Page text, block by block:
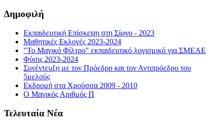
Δημοφιλή
Εκπαιδευτική Επίσκεψη στη Σίφνο - 2023
Μαθητικές Εκλογές 2023-2024
"Το Μαγικό Φίλτρο" εκπαιδευτικό λογισμικό για ΣΜΕΑΕ
Φύσις 2023-2024
Συνέντευξη με τον Πρόεδρο και τον Αντιπρόεδρο του
5μελούς
Εκδρομή στα Χρούσσα 2009 - 2010
Ο Μαγικός Αριθμός Π
Τελευταία Νέα